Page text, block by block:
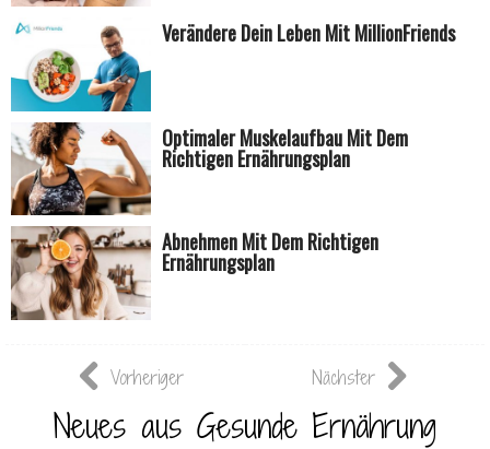
Verändere Dein Leben Mit MillionFriends
Optimaler Muskelaufbau Mit Dem
Richtigen Ernährungsplan
Abnehmen Mit Dem Richtigen
Ernährungsplan
Vorheriger Nächster
Neues aus Gesunde Ernährung